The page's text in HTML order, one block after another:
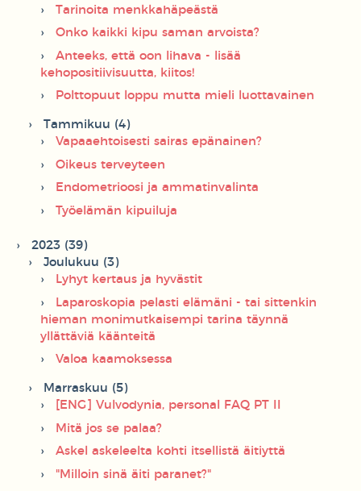
Tarinoita menkkahäpeästä
Onko kaikki kipu saman arvoista?
Anteeks, että oon lihava - lisää
kehopositiivisuutta, kiitos!
Polttopuut loppu mutta mieli luottavainen
Tammikuu (4)
Vapaaehtoisesti sairas epänainen?
Oikeus terveyteen
Endometrioosi ja ammatinvalinta
Työelämän kipuiluja
2023 (39)
Joulukuu (3)
Lyhyt kertaus ja hyvästit
Laparoskopia pelasti elämäni - tai sittenkin
hieman monimutkaisempi tarina täynnä
yllättäviä käänteitä
Valoa kaamoksessa
Marraskuu (5)
[ENG] Vulvodynia, personal FAQ PT II
Mitä jos se palaa?
Askel askeleelta kohti itsellistä äitiyttä
"Milloin sinä äiti paranet?"